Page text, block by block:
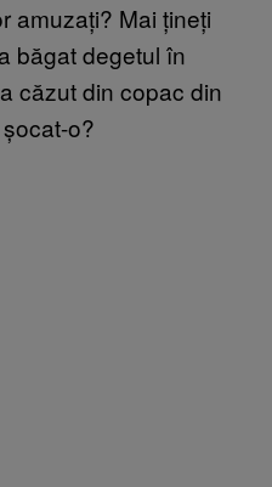
amuzați? Mai țineți
băgat degetul în
căzut din copac din
o?